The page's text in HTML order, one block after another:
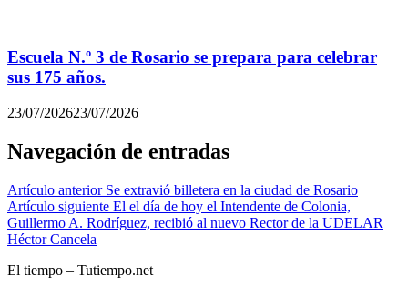
Escuela N.º 3 de Rosario se prepara para celebrar
sus 175 años.
23/07/202623/07/2026
Navegación de entradas
Artículo anterior Se extravió billetera en la ciudad de Rosario
Artículo siguiente El el día de hoy el Intendente de Colonia,
Guillermo A. Rodríguez, recibió al nuevo Rector de la UDELAR
Héctor Cancela
El tiempo – Tutiempo.net